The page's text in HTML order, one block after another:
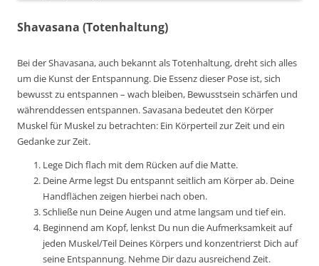
Shavasana (Totenhaltung)
Bei der Shavasana, auch bekannt als Totenhaltung, dreht sich alles
um die Kunst der Entspannung. Die Essenz dieser Pose ist, sich
bewusst zu entspannen – wach bleiben, Bewusstsein schärfen und
währenddessen entspannen. Savasana bedeutet den Körper
Muskel für Muskel zu betrachten: Ein Körperteil zur Zeit und ein
Gedanke zur Zeit.
Lege Dich flach mit dem Rücken auf die Matte.
Deine Arme legst Du entspannt seitlich am Körper ab. Deine
Handflächen zeigen hierbei nach oben.
Schließe nun Deine Augen und atme langsam und tief ein.
Beginnend am Kopf, lenkst Du nun die Aufmerksamkeit auf
jeden Muskel/Teil Deines Körpers und konzentrierst Dich auf
seine Entspannung. Nehme Dir dazu ausreichend Zeit.